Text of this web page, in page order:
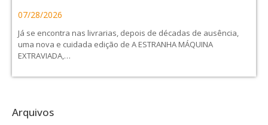
07/28/2026
Já se encontra nas livrarias, depois de décadas de ausência,
uma nova e cuidada edição de A ESTRANHA MÁQUINA
EXTRAVIADA,…
Arquivos